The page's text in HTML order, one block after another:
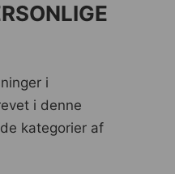
i
i denne
kategorier af